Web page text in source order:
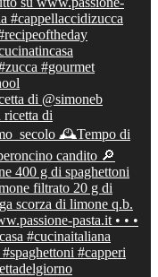
di @simoneb